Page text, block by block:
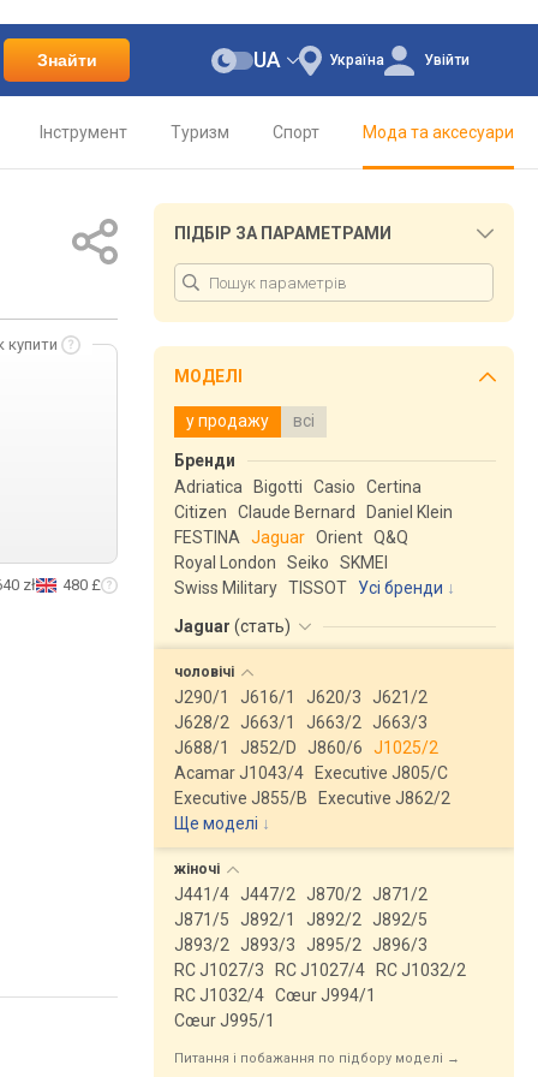
Знайти Україна
UA Увійти
Інструмент Туризм Спорт Мода та аксесуари
купити
zł 480 £
ПІДБІР ЗА ПАРАМЕТРАМИ
МОДЕЛІ
у продажу всі
Бренди
Adriatica
Bigotti Casio
Certina
Citizen
Claude Bernard
Daniel Klein
FESTINA
Jaguar Orient Q&Q
Royal London
Seiko
SKMEI
Swiss Military TISSOT
Усі бренди
Jaguar (стать)
чоловічі
J290/1 J616/1 J620/3
J621/2
J628/2
J663/1 J663/2
J663/3
J688/1
J852/D J860/6
J1025/2
Acamar J1043/4
Executive J805/C
Executive J855/B
Executive J862/2
Ще моделі ↓
жіночі
J441/4 J447/2 J870/2
J871/2
J871/5
J892/1 J892/2
J892/5
J893/2
J893/3 J895/2
J896/3
RC J1027/3
RC J1027/4
RC J1032/2
RC J1032/4 Cœur J994/1
Cœur J995/1
Питання і побажання по підбору моделі →